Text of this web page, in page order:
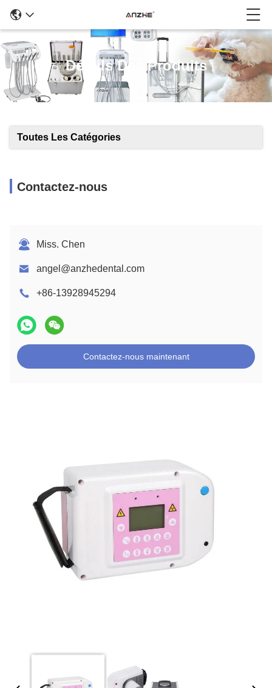
Détails Des Produits
Toutes Les Catégories
Contactez-nous
Miss. Chen
angel@anzhedental.com
+86-13928945294
Contactez-nous maintenant